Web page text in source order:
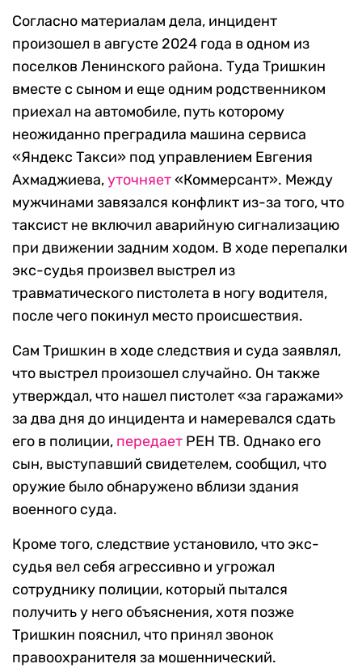
Согласно материалам дела, инцидент
произошел в августе 2024 года в одном из
поселков Ленинского района. Туда Тришкин
вместе с сыном и еще одним родственником
приехал на автомобиле, путь которому
неожиданно преградила машина сервиса
«Яндекс Такси» под управлением Евгения
Ахмаджиева,уточняет«Коммерсант». Между
мужчинами завязался конфликт из-за того, что
таксист не включил аварийную сигнализацию
при движении задним ходом. В ходе перепалки
экс-судья произвел выстрел из
травматического пистолета в ногу водителя,
после чего покинул место происшествия.
Сам Тришкин в ходе следствия и суда заявлял,
что выстрел произошел случайно. Он также
утверждал, что нашел пистолет «за гаражами»
за два дня до инцидента и намеревался сдать
его в полиции, передает РЕН ТВ. Однако его
сын, выступавший свидетелем, сообщил, что
оружие было обнаружено вблизи здания
военного суда.
Кроме того, следствие установило, что экс-
судья вел себя агрессивно и угрожал
сотруднику полиции, который пытался
получить у него объяснения, хотя позже
Тришкин пояснил, что принял звонок
правоохранителя за мошеннический.